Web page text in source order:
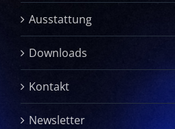
Ausstattung
Downloads
Kontakt
Newsletter